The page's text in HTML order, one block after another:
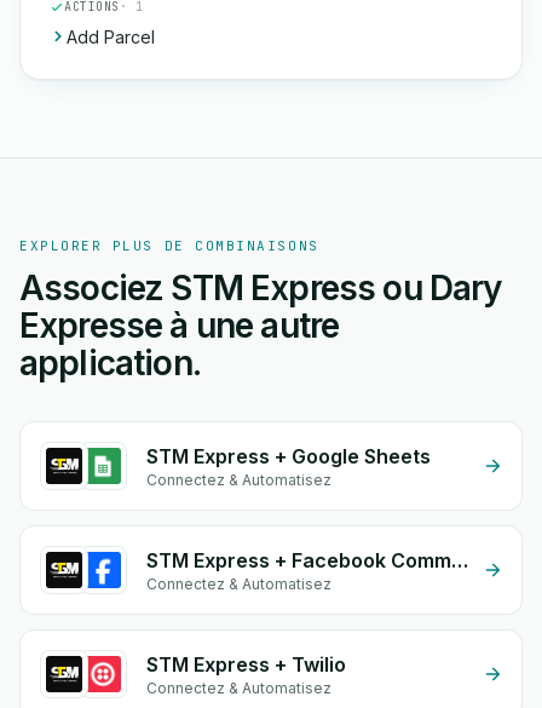
ACTIONS · 1
Add Parcel
EXPLORER PLUS DE COMBINAISONS
Associez STM Express ou Dary
Expresse à une autre
application.
STM Express + Google Sheets
Connectez & Automatisez
STM Express + Facebook Commerce
Connectez & Automatisez
STM Express + Twilio
Connectez & Automatisez